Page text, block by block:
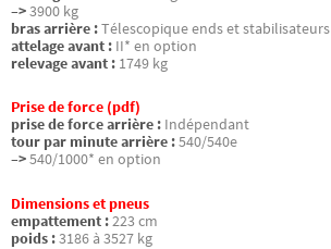
–>3900 kg
bras arrière :Télescopique ends et stabilisateurs
attelage avant : II* en option
relevage avant : 1749 kg
Prise de force (pdf)
prise de force arrière : Indépendant
tour par minute arrière :540/540e
–>540/1000* en option
Dimensions et pneus
empattement :223 cm
poids :3186 à 3527 kg